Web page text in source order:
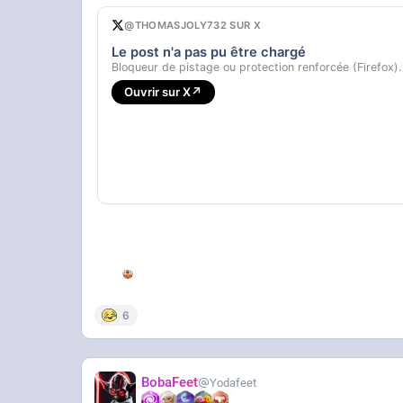
@THOMASJOLY732 SUR X
Le post n'a pas pu être chargé
Bloqueur de pistage ou protection renforcée (Firefox).
Ouvrir sur X↗
6
BobaFeet Yodafeet